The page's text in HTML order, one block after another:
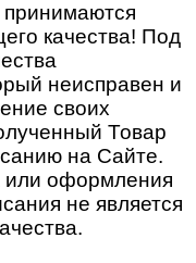
принимаются
качества! Под
неисправен и
своих
Товар
на Сайте.
или оформления
не является